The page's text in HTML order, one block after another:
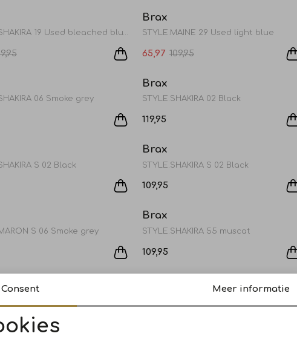
STYLE.SHAKIRA 19 Used bleached blue
Brax
STYLE.MAINE 29 Used light blue
65,97 109,95
06 Smoke grey
Brax
STYLE.SHAKIRA 02 Black
119,95
S 02 Black
Brax
STYLE.SHAKIRA S 02 Black
109,95
S 06 Smoke grey
Brax
STYLE.SHAKIRA 55 muscat
109,95
Noodzakelijke cookies
Consent Meer informatie